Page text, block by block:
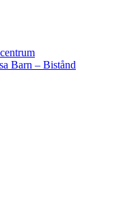
Barn – Bistånd